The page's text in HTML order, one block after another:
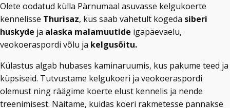
Olete oodatud külla Pärnumaal asuvasse kelgukoerte
kennelisse Thurisaz, kus saab vahetult kogeda siberi
huskyde ja alaska malamuutide igapäevaelu,
veokoeraspordi võlu ja kelgusõitu.
Külastus algab hubases kaminaruumis, kus pakume teed ja
küpsiseid. Tutvustame kelgukoeri ja veokoeraspordi
olemust ning räägime koerte elust kennelis ja nende
treenimisest. Näitame, kuidas koeri rakmetesse pannakse